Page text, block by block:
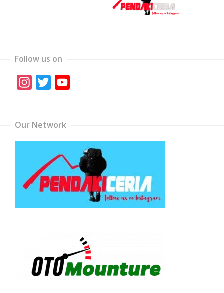
Follow us on
Instagram
Twitter
Our Network